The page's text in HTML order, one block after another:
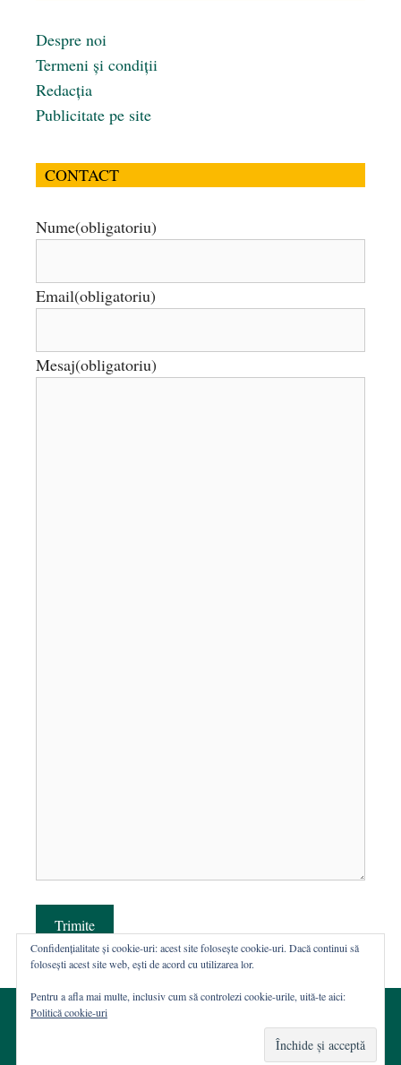
Despre noi
Termeni și condiții
Redacția
Publicitate pe site
CONTACT
Nume(obligatoriu)
Email(obligatoriu)
Mesaj(obligatoriu)
Trimite
Web hosting şi dezvoltare Wordpress:
Casa de WEB
Confidențialitate și cookie-uri: acest site folosește cookie-uri. Dacă continui să
folosești acest site web, ești de acord cu utilizarea lor.
Pentru a afla mai multe, inclusiv cum să controlezi cookie-urile, uită-te aici:
Politică cookie-uri